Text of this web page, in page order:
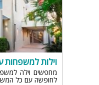
וילות למשפחות
מחפשים וילה
לחופשה עם כל